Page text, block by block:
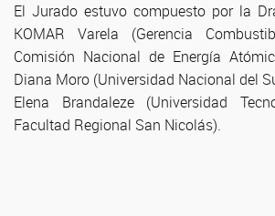
El Jurado estuvo compuesto por la
KOMAR Varela (Gerencia
Comisión Nacional de Energía
Diana Moro (Universidad Nacional del
Elena Brandaleze (Universidad
Facultad Regional San Nicolás).